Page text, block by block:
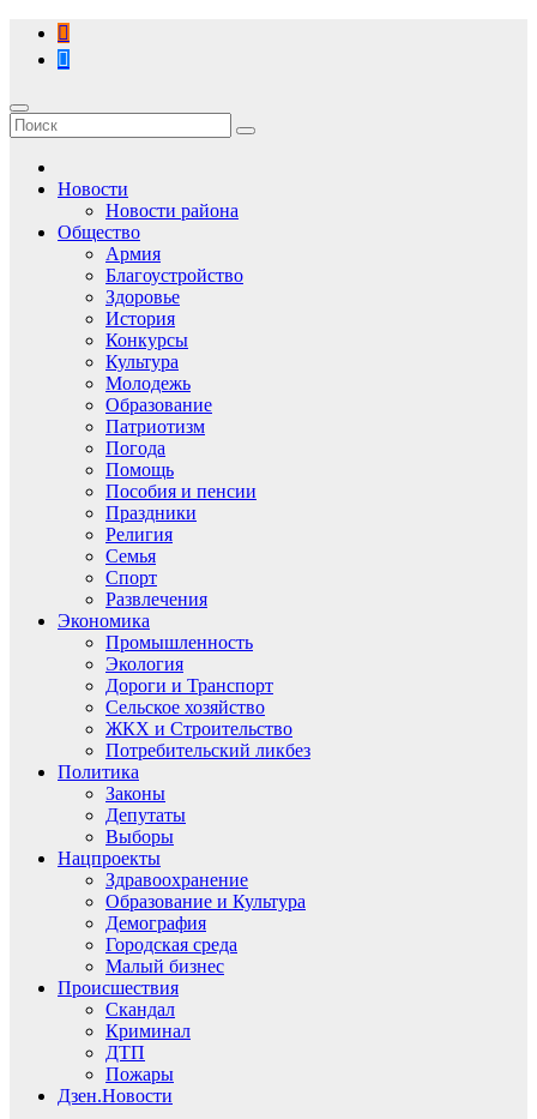
Перейти
содержимому
Новости
Новости района
Общество
Армия
Благоустройство
Здоровье
История
Конкурсы
Культура
Молодежь
Образование
Патриотизм
Погода
Помощь
Пособия и пенсии
Праздники
Религия
Семья
Спорт
Развлечения
Экономика
Промышленность
Экология
Дороги и Транспорт
Сельское хозяйство
ЖКХ и Строительство
Потребительский ликбез
Политика
Законы
Депутаты
Выборы
Нацпроекты
Здравоохранение
Образование и Культура
Демография
Городская среда
Малый бизнес
Происшествия
Скандал
Криминал
ДТП
Пожары
Дзен.Новости